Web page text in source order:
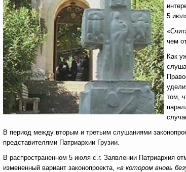
5
чем
Как
том,
В период между вторым и третьим слушаниями
представителями Патриархии Грузии.
В распространенном 5 июля с.г. Заявлении Патриархия
измененный вариант законопроекта, «в котором вновь